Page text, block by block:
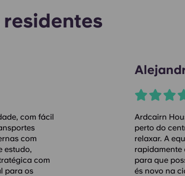
residentes
com fácil
com
estudo,
com
para os
Ardcairn
perto do
relaxar. A
rapidamente
para que
és novo na